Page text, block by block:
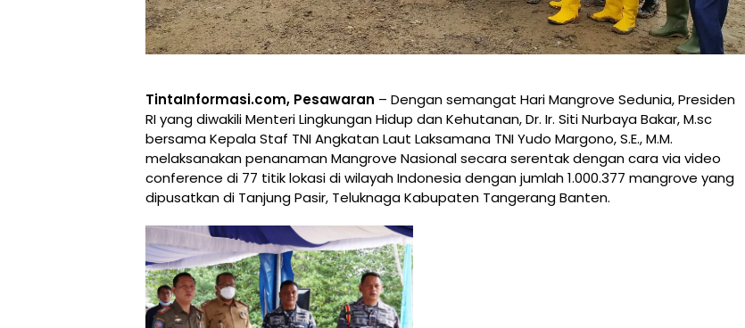
TintaInformasi.com, Pesawaran – Dengan semangat Hari Mangrove Sedunia, Presiden
RI yang diwakili Menteri Lingkungan Hidup dan Kehutanan, Dr. Ir. Siti Nurbaya Bakar, M.sc
bersama Kepala Staf TNI Angkatan Laut Laksamana TNI Yudo Margono, S.E., M.M.
melaksanakan penanaman Mangrove Nasional secara serentak dengan cara via video
conference di 77 titik lokasi di wilayah Indonesia dengan jumlah 1.000.377 mangrove yang
dipusatkan di Tanjung Pasir, Teluknaga Kabupaten Tangerang Banten.